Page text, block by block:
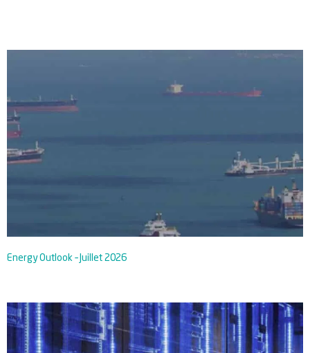
Energy Outlook – Juillet 2026